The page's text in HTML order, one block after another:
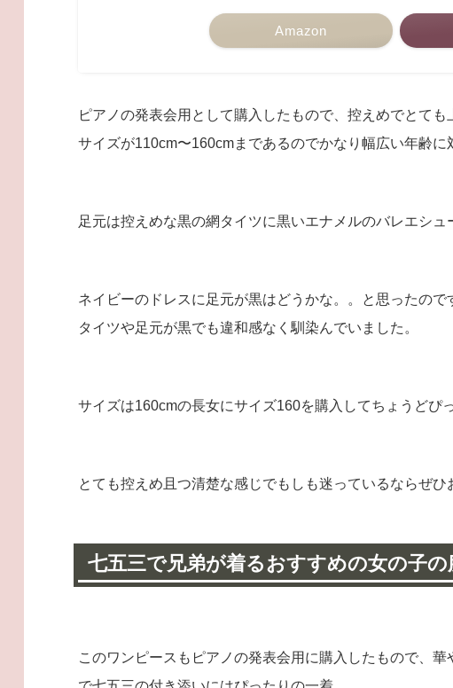
Amazon
ピアノの発表会用として購入したもので、控えめでとても
サイズが110cm〜160cmまであるのでかなり幅広い年齢に
足元は控えめな黒の網タイツに黒いエナメルのバレエシュ
ネイビーのドレスに足元が黒はどうかな。。と思ったの
タイツや足元が黒でも違和感なく馴染んでいました。
サイズは160cmの長女にサイズ160を購入してちょうどぴっ
とても控えめ且つ清楚な感じでもしも迷っているならぜひ
七五三で兄弟が着るおすすめの女の子の
このワンピースもピアノの発表会用に購入したもので、